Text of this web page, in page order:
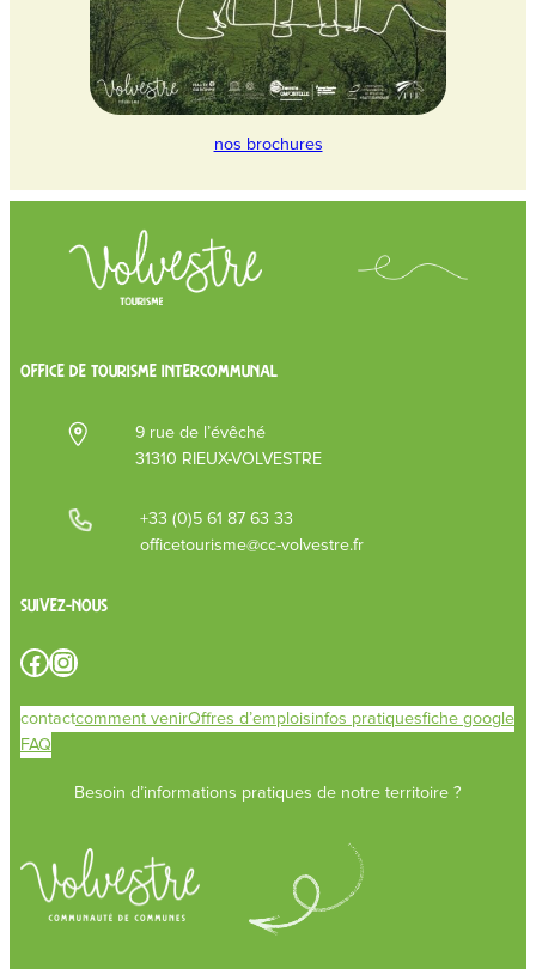
nos brochures
OFFICE DE TOURISME INTERCOMMUNAL
9 rue de l’évêché
31310 RIEUX-VOLVESTRE
+33 (0)5 61 87 63 33
officetourisme@cc-volvestre.fr
Suivez-nous
Facebook Instagram
contactcomment venirOffres d’emploisinfos pratiquesfiche google
FAQ
Besoin d’informations pratiques de notre territoire ?